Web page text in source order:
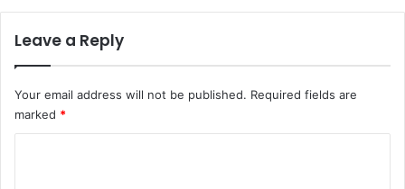
यों
7
6
.
Leave a Reply
Your email address will not be published. Required fields are
marked *